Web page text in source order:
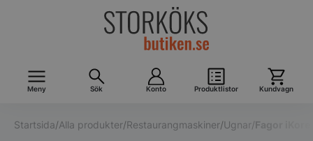
Meny Sök Konto Produktlistor Kundvagn
Startsida/Alla produkter/Restaurangmaskiner/Ugnar/Fagor